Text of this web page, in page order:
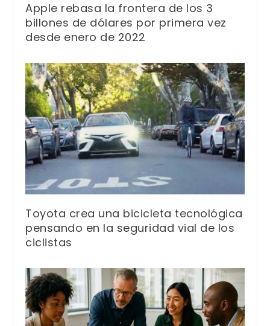
Apple rebasa la frontera de los 3
billones de dólares por primera vez
desde enero de 2022
Toyota crea una bicicleta tecnológica
pensando en la seguridad vial de los
ciclistas